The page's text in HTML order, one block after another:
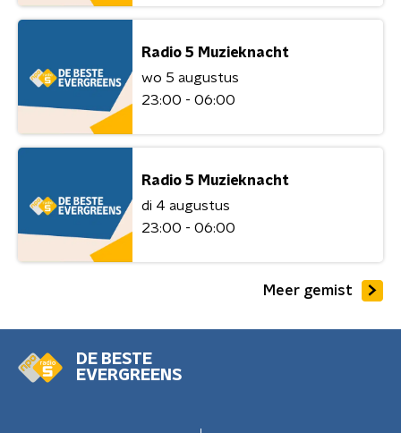
Radio 5 Muzieknacht
wo 5 augustus
23:00 - 06:00
Radio 5 Muzieknacht
di 4 augustus
23:00 - 06:00
Meer gemist
DE BESTE
EVERGREENS